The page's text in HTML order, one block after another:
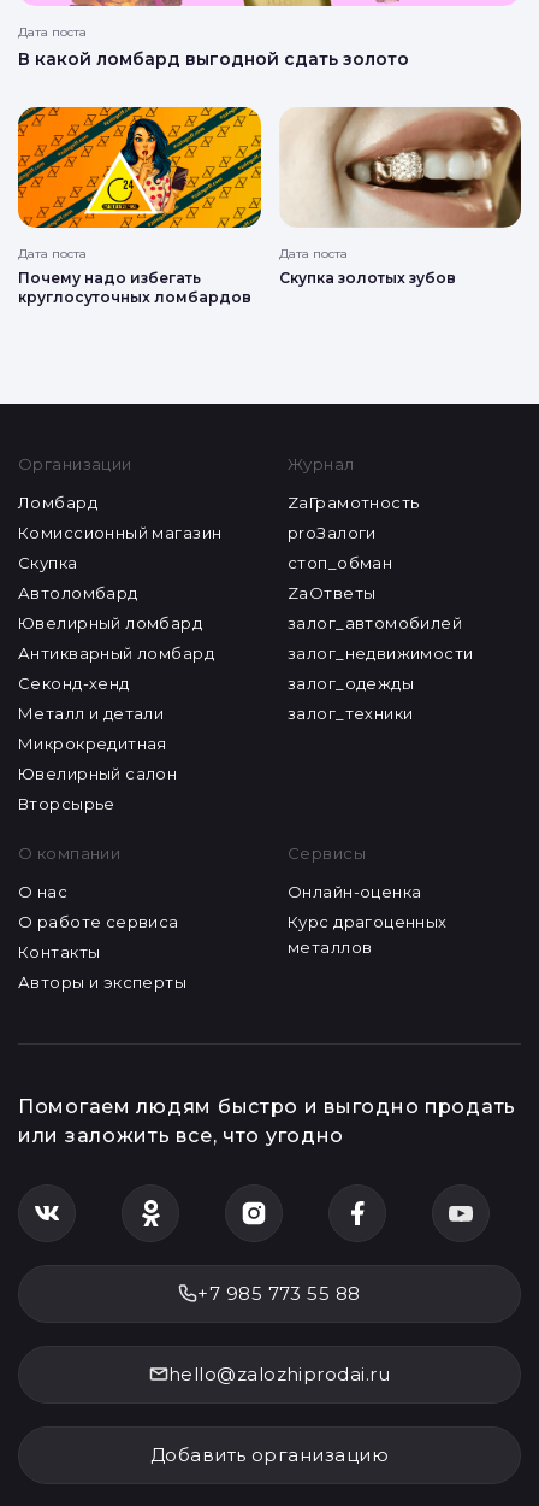
Дата поста
В какой ломбард выгодной сдать золото
Дата поста
Почему надо избегать
круглосуточных ломбардов
Дата поста
Скупка золотых зубов
Организации
Ломбард
Комиссионный магазин
Скупка
Автоломбард
Ювелирный ломбард
Антикварный ломбард
Секонд-хенд
Металл и детали
Микрокредитная
Ювелирный салон
Вторсырье
Журнал
ZaГрамотность
proЗалоги
стоп_обман
ZaОтветы
залог_автомобилей
залог_недвижимости
залог_одежды
залог_техники
О компании
О нас
О работе сервиса
Контакты
Авторы и эксперты
Сервисы
Онлайн-оценка
Курс драгоценных
металлов
Помогаем людям быстро и выгодно продать
или заложить все, что угодно
+7 985 773 55 88
hello@zalozhiprodai.ru
Добавить организацию